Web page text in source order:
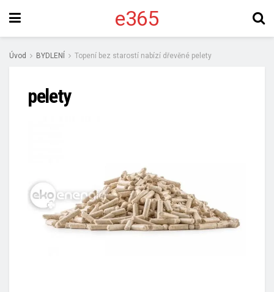
e365
Úvod BYDLENÍ Topení bez starostí nabízí dřevěné pelety
pelety